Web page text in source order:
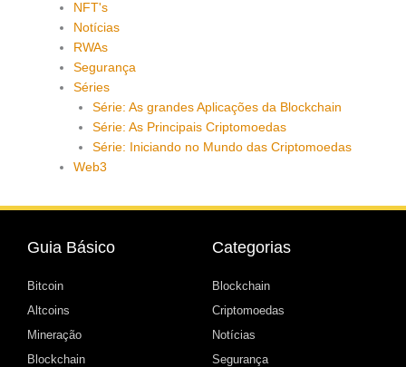
NFT's
Notícias
RWAs
Segurança
Séries
Série: As grandes Aplicações da Blockchain
Série: As Principais Criptomoedas
Série: Iniciando no Mundo das Criptomoedas
Web3
Guia Básico
Bitcoin
Altcoins
Mineração
Blockchain
Categorias
Blockchain
Criptomoedas
Notícias
Segurança